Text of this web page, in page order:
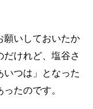
願いしておいたか
けれど、塩谷さ
いつは」となった
たのです。